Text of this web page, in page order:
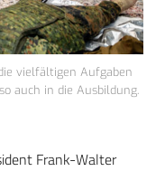
vielfältigen Aufgaben
auch in die Ausbildung.
Frank-Walter